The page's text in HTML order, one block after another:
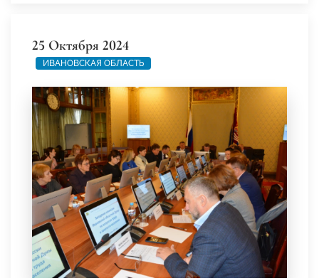
25 Октября 2024
ИВАНОВСКАЯ ОБЛАСТЬ